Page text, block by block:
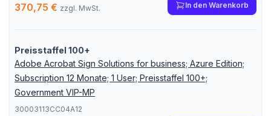
370,75 € zzgl. MwSt. In den Warenkorb
Preisstaffel 100+
Adobe Acrobat Sign Solutions for business; Azure Edition;
Subscription 12 Monate; 1 User; Preisstaffel 100+;
Government VIP-MP
30003113CC04A12